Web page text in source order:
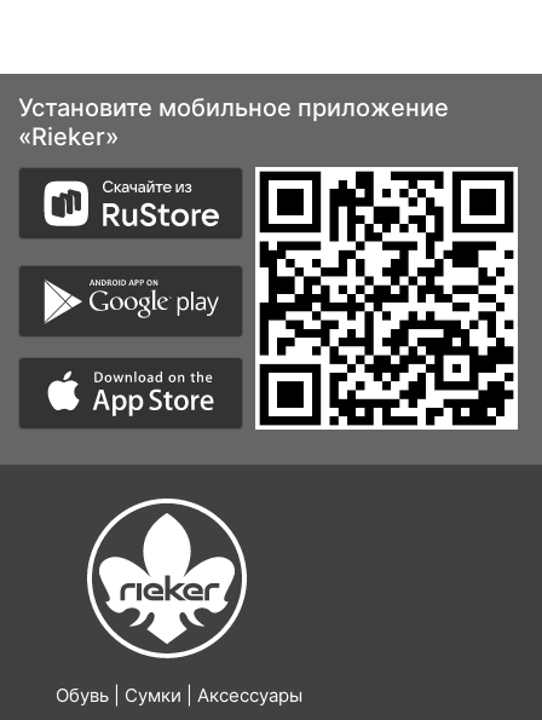
Установите мобильное приложение
«Rieker»
Обувь | Сумки | Аксессуары